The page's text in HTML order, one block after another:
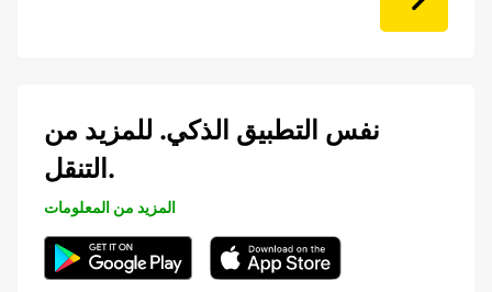
نفس التطبيق الذكي. للمزيد من
التنقل.
المزيد من المعلومات